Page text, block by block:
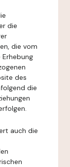
die
die vom
des
die
auch die